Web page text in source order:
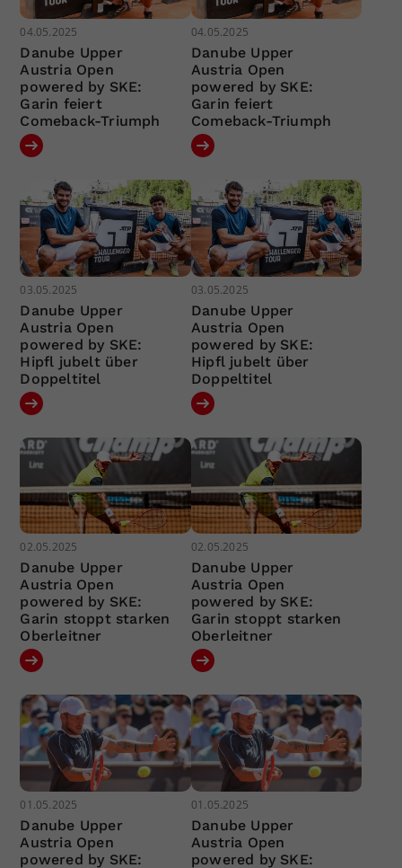
04.05.2025
Danube Upper
Austria Open
powered by SKE:
Garin feiert
Comeback-Triumph
04.05.2025
Danube Upper
Austria Open
powered by SKE:
Garin feiert
Comeback-Triumph
03.05.2025
Danube Upper
Austria Open
powered by SKE:
Hipfl jubelt über
Doppeltitel
03.05.2025
Danube Upper
Austria Open
powered by SKE:
Hipfl jubelt über
Doppeltitel
02.05.2025
Danube Upper
Austria Open
powered by SKE:
Garin stoppt starken
Oberleitner
02.05.2025
Danube Upper
Austria Open
powered by SKE:
Garin stoppt starken
Oberleitner
01.05.2025
Danube Upper
Austria Open
powered by SKE:
01.05.2025
Danube Upper
Austria Open
powered by SKE: